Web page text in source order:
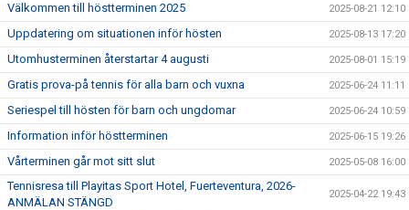
Välkommen till höstterminen 2025 2025-08-21 12:10
Uppdatering om situationen inför hösten 2025-08-13 17:20
Utomhusterminen återstartar 4 augusti 2025-08-01 15:19
Gratis prova-på tennis för alla barn och vuxna 2025-06-24 11:11
Seriespel till hösten för barn och ungdomar 2025-06-24 10:59
Information inför höstterminen 2025-06-15 19:26
Vårterminen går mot sitt slut 2025-05-08 16:00
Tennisresa till Playitas Sport Hotel, Fuerteventura, 2026-
ANMÄLAN STÄNGD
2025-04-22 19:43